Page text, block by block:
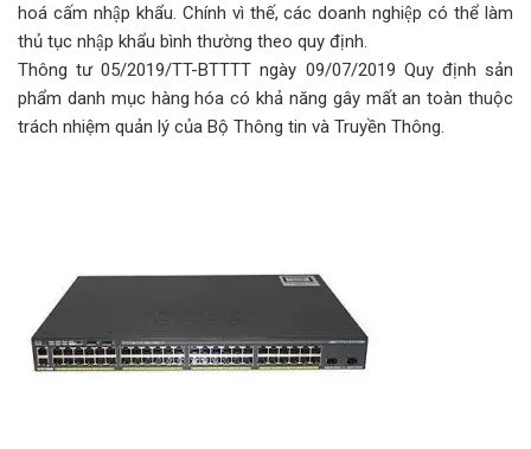
hoá cấm nhập khẩu. Chính vì thế, các doanh nghiệp có thể làm
thủ tục nhập khẩu bình thường theo quy định.
Thông tư 05/2019/TT-BTTTT ngày 09/07/2019 Quy định sản
phẩm danh mục hàng hóa có khả năng gây mất an toàn thuộc
trách nhiệm quản lý của Bộ Thông tin và Truyền Thông.